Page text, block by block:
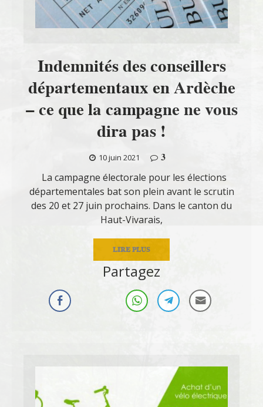
Indemnités des conseillers
départementaux en Ardèche
– ce que la campagne ne vous
dira pas !
10 juin 2021
3
La campagne électorale pour les élections
départementales bat son plein avant le scrutin
des 20 et 27 juin prochains. Dans le canton du
Haut-Vivarais,
LIRE PLUS
Partagez